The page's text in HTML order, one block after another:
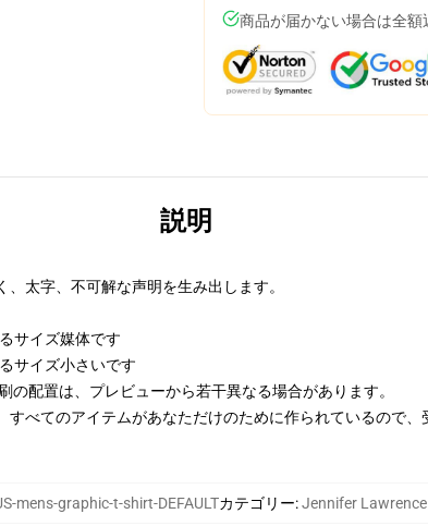
商品が届かない場合は全額
説明
太字、不可解な声明を生み出します。
サイズ媒体です
サイズ小さいです
配置は、プレビューから若干異なる場合があります。
べてのアイテムがあなただけのために作られているので
mens-graphic-t-shirt-DEFAULTカテゴリー:Jennifer